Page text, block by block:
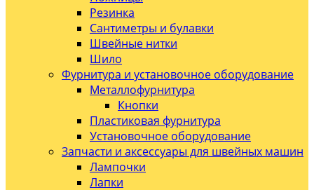
Резинка
Сантиметры и булавки
Швейные нитки
Шило
Фурнитура и установочное оборудование
Металлофурнитура
Кнопки
Пластиковая фурнитура
Установочное оборудование
Запчасти и аксессуары для швейных машин
Лампочки
Лапки